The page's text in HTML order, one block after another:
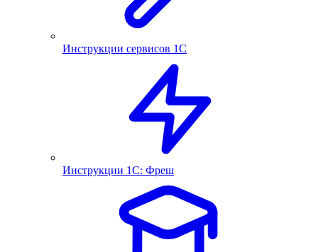
Инструкции сервисов 1С
Инструкции 1С: Фреш